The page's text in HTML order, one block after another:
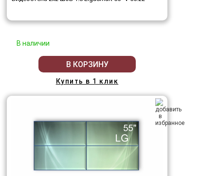
В наличии
В КОРЗИНУ
Купить в 1 клик